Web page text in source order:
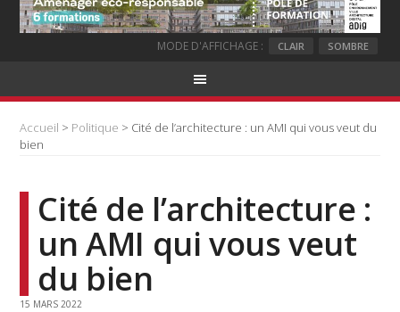
MODE D'AFFICHAGE : CLAIR SOMBRE
Accueil > Politique > Cité de l’architecture : un AMI qui vous veut du
bien
Cité de l’architecture :
un AMI qui vous veut
du bien
15 MARS 2022